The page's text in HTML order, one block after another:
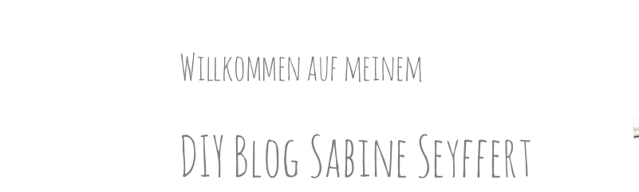
Willkommen auf meinem
DIY Blog Sabine Seyffert